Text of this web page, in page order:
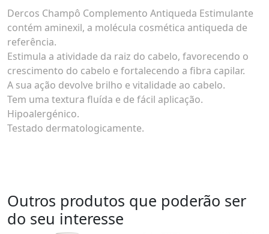
Dercos Champô Complemento Antiqueda Estimulante
contém aminexil, a molécula cosmética antiqueda de
referência.
Estimula a atividade da raiz do cabelo, favorecendo o
crescimento do cabelo e fortalecendo a fibra capilar.
A sua ação devolve brilho e vitalidade ao cabelo.
Tem uma textura fluída e de fácil aplicação.
Hipoalergénico.
Testado dermatologicamente.
Outros produtos que poderão ser
do seu interesse